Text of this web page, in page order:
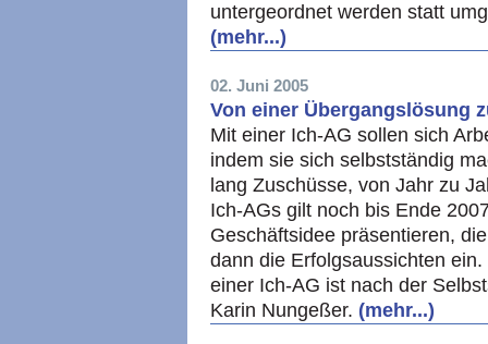
untergeordnet werden statt
(mehr...)
02. Juni 2005
Von einer Übergangslösung
Mit einer Ich-AG sollen sich
indem sie sich selbstständig
lang Zuschüsse, von Jahr zu
Ich-AGs gilt noch bis Ende
Geschäftsidee präsentieren,
dann die Erfolgsaussichten
einer Ich-AG ist nach der
Karin Nungeßer. (mehr...)